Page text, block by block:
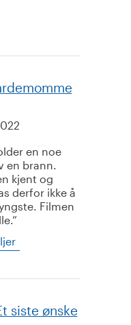
en noe
en brann.
kjent og
derfor ikke å
Filmen
siste ønske